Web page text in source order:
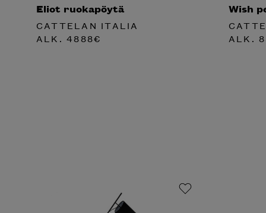
Eliot ruokapöytä
CATTELAN ITALIA
ALK.4888€
Wish
ALK.